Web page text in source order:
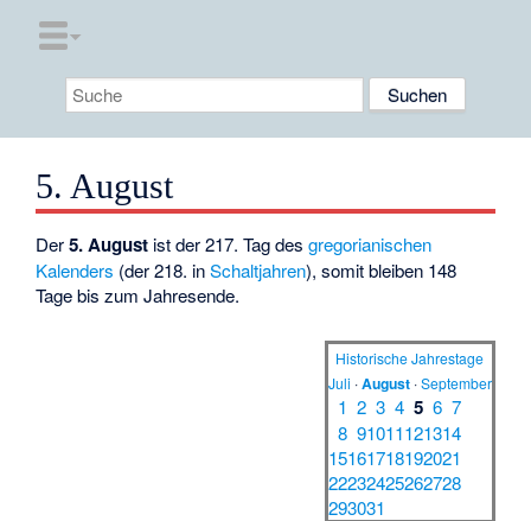
5. August
Der5. August ist der 217. Tag desgregorianischen
Kalenders (der 218. inSchaltjahren), somit bleiben 148
Tage bis zum Jahresende.
Historische Jahrestage
Juli ·August·September
1 2 3 4 5 6 7
8 91011121314
15161718192021
22232425262728
293031